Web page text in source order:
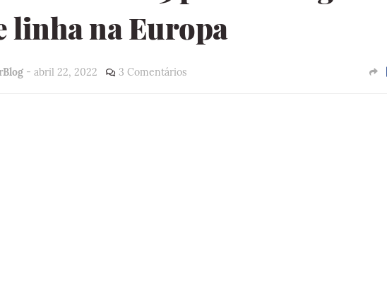
linha na Europa
- abril 22, 2022 3 Comentários